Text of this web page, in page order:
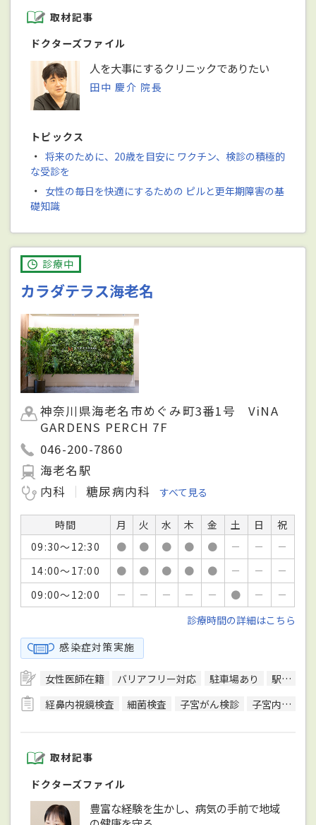
取材記事
ドクターズファイル
人を大事にするクリニックでありたい
田中 慶介 院長
トピックス
・ 将来のために、20歳を目安に ワクチン、検診の積極的
な受診を
・ 女性の毎日を快適にするための ピルと更年期障害の基
礎知識
診療中
カラダテラス海老名
神奈川県海老名市めぐみ町3番1号 ViNA
GARDENS PERCH 7F
046-200-7860
海老名駅
内科
糖尿病内科 すべて見る
時間 月 火 水 木 金 土 日
祝
09:30～12:30
● ● ● ● ● － －
－
14:00～17:00
● ● ● ● ● － －
－
09:00～12:00
－ － － － － ● －
－
診療時間の詳細はこちら
感染症対策実施
女性医師在籍 バリアフリー対応 駐車場あり
駅徒歩5分圏内
経鼻内視鏡検査
細菌検査 子宮がん検診 子宮内膜組織検査
取材記事
ドクターズファイル
豊富な経験を生かし、病気の手前で地域